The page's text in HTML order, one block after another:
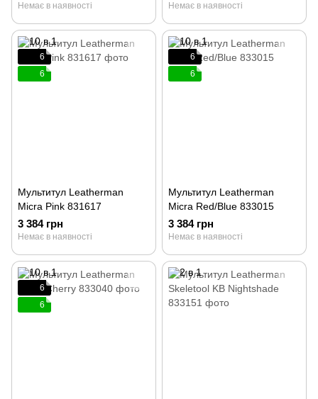
Немає в наявності Немає в наявності
6
6
Мультитул Leatherman
Micra Pink 831617
3 384 грн
Немає в наявності
6
6
Мультитул Leatherman
Micra Red/Blue 833015
3 384 грн
Немає в наявності
6
6